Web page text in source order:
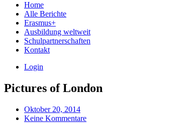
Home
Alle Berichte
Erasmus+
Ausbildung weltweit
Schulpartnerschaften
Kontakt
Login
Pictures of London
Oktober 20, 2014
Keine Kommentare